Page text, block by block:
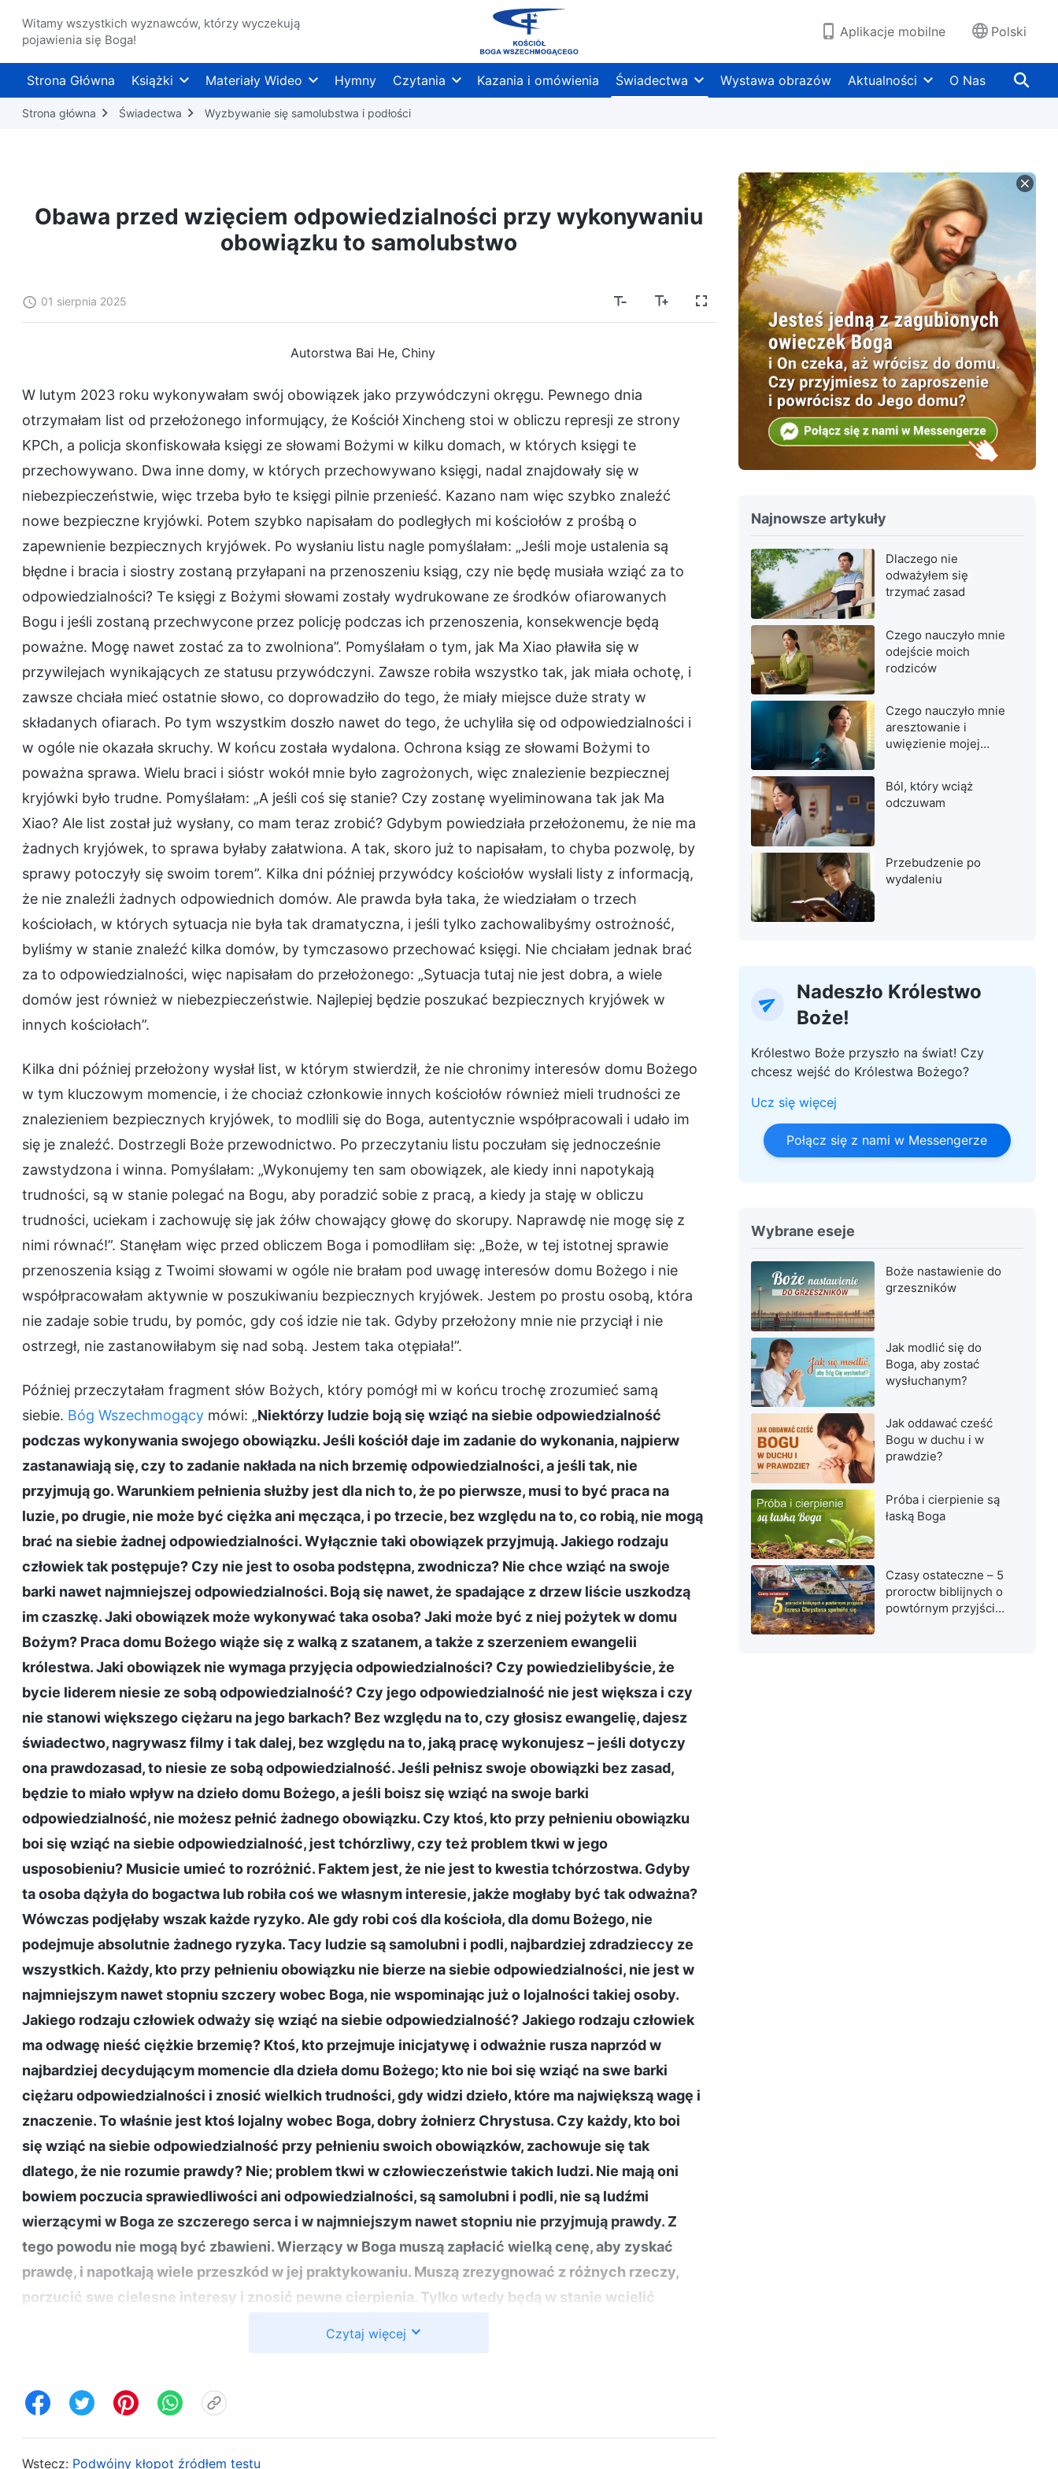
Witamy wszystkich wyznawców, którzy wyczekują
pojawienia się Boga!
Aplikacje mobilne Polski
Strona Główna Książki Materiały Wideo Hymny Czytania Kazania i omówienia Świadectwa Wystawa obrazów Aktualności O Nas
Strona główna Świadectwa Wyzbywanie się samolubstwa i podłości
Obawa przed wzięciem odpowiedzialności przy wykonywaniu
obowiązku to samolubstwo
01 sierpnia 2025
Autorstwa Bai He, Chiny
W lutym 2023 roku wykonywałam swój obowiązek jako przywódczyni okręgu. Pewnego dnia
otrzymałam list od przełożonego informujący, że Kościół Xincheng stoi w obliczu represji ze strony
KPCh, a policja skonfiskowała księgi ze słowami Bożymi w kilku domach, w których księgi te
przechowywano. Dwa inne domy, w których przechowywano księgi, nadal znajdowały się w
niebezpieczeństwie, więc trzeba było te księgi pilnie przenieść. Kazano nam więc szybko znaleźć
nowe bezpieczne kryjówki. Potem szybko napisałam do podległych mi kościołów z prośbą o
zapewnienie bezpiecznych kryjówek. Po wysłaniu listu nagle pomyślałam: „Jeśli moje ustalenia są
błędne i bracia i siostry zostaną przyłapani na przenoszeniu ksiąg, czy nie będę musiała wziąć za to
odpowiedzialności? Te księgi z Bożymi słowami zostały wydrukowane ze środków ofiarowanych
Bogu i jeśli zostaną przechwycone przez policję podczas ich przenoszenia, konsekwencje będą
poważne. Mogę nawet zostać za to zwolniona”. Pomyślałam o tym, jak Ma Xiao pławiła się w
przywilejach wynikających ze statusu przywódczyni. Zawsze robiła wszystko tak, jak miała ochotę, i
zawsze chciała mieć ostatnie słowo, co doprowadziło do tego, że miały miejsce duże straty w
składanych ofiarach. Po tym wszystkim doszło nawet do tego, że uchyliła się od odpowiedzialności i
w ogóle nie okazała skruchy. W końcu została wydalona. Ochrona ksiąg ze słowami Bożymi to
poważna sprawa. Wielu braci i sióstr wokół mnie było zagrożonych, więc znalezienie bezpiecznej
kryjówki było trudne. Pomyślałam: „A jeśli coś się stanie? Czy zostanę wyeliminowana tak jak Ma
Xiao? Ale list został już wysłany, co mam teraz zrobić? Gdybym powiedziała przełożonemu, że nie ma
żadnych kryjówek, to sprawa byłaby załatwiona. A tak, skoro już to napisałam, to chyba pozwolę, by
sprawy potoczyły się swoim torem”. Kilka dni później przywódcy kościołów wysłali listy z informacją,
że nie znaleźli żadnych odpowiednich domów. Ale prawda była taka, że wiedziałam o trzech
kościołach, w których sytuacja nie była tak dramatyczna, i jeśli tylko zachowalibyśmy ostrożność,
byliśmy w stanie znaleźć kilka domów, by tymczasowo przechować księgi. Nie chciałam jednak brać
za to odpowiedzialności, więc napisałam do przełożonego: „Sytuacja tutaj nie jest dobra, a wiele
domów jest również w niebezpieczeństwie. Najlepiej będzie poszukać bezpiecznych kryjówek w
innych kościołach”.
Kilka dni później przełożony wysłał list, w którym stwierdził, że nie chronimy interesów domu Bożego
w tym kluczowym momencie, i że chociaż członkowie innych kościołów również mieli trudności ze
znalezieniem bezpiecznych kryjówek, to modlili się do Boga, autentycznie współpracowali i udało im
się je znaleźć. Dostrzegli Boże przewodnictwo. Po przeczytaniu listu poczułam się jednocześnie
zawstydzona i winna. Pomyślałam: „Wykonujemy ten sam obowiązek, ale kiedy inni napotykają
trudności, są w stanie polegać na Bogu, aby poradzić sobie z pracą, a kiedy ja staję w obliczu
trudności, uciekam i zachowuję się jak żółw chowający głowę do skorupy. Naprawdę nie mogę się z
nimi równać!”. Stanęłam więc przed obliczem Boga i pomodliłam się: „Boże, w tej istotnej sprawie
przenoszenia ksiąg z Twoimi słowami w ogóle nie brałam pod uwagę interesów domu Bożego i nie
współpracowałam aktywnie w poszukiwaniu bezpiecznych kryjówek. Jestem po prostu osobą, która
nie zadaje sobie trudu, by pomóc, gdy coś idzie nie tak. Gdyby przełożony mnie nie przyciął i nie
ostrzegł, nie zastanowiłabym się nad sobą. Jestem taka otępiała!”.
Później przeczytałam fragment słów Bożych, który pomógł mi w końcu trochę zrozumieć samą
siebie. Bóg Wszechmogący mówi: „Niektórzy ludzie boją się wziąć na siebie odpowiedzialność
podczas wykonywania swojego obowiązku. Jeśli kościół daje im zadanie do wykonania, najpierw
zastanawiają się, czy to zadanie nakłada na nich brzemię odpowiedzialności, a jeśli tak, nie
przyjmują go. Warunkiem pełnienia służby jest dla nich to, że po pierwsze, musi to być praca na
luzie, po drugie, nie może być ciężka ani męcząca, i po trzecie, bez względu na to, co robią, nie mogą
brać na siebie żadnej odpowiedzialności. Wyłącznie taki obowiązek przyjmują. Jakiego rodzaju
człowiek tak postępuje? Czy nie jest to osoba podstępna, zwodnicza? Nie chce wziąć na swoje
barki nawet najmniejszej odpowiedzialności. Boją się nawet, że spadające z drzew liście uszkodzą
im czaszkę. Jaki obowiązek może wykonywać taka osoba? Jaki może być z niej pożytek w domu
Bożym? Praca domu Bożego wiąże się z walką z szatanem, a także z szerzeniem ewangelii
królestwa. Jaki obowiązek nie wymaga przyjęcia odpowiedzialności? Czy powiedzielibyście, że
bycie liderem niesie ze sobą odpowiedzialność? Czy jego odpowiedzialność nie jest większa i czy
nie stanowi większego ciężaru na jego barkach? Bez względu na to, czy głosisz ewangelię, dajesz
świadectwo, nagrywasz filmy i tak dalej, bez względu na to, jaką pracę wykonujesz – jeśli dotyczy
ona prawdozasad, to niesie ze sobą odpowiedzialność. Jeśli pełnisz swoje obowiązki bez zasad,
będzie to miało wpływ na dzieło domu Bożego, a jeśli boisz się wziąć na swoje barki
odpowiedzialność, nie możesz pełnić żadnego obowiązku. Czy ktoś, kto przy pełnieniu obowiązku
boi się wziąć na siebie odpowiedzialność, jest tchórzliwy, czy też problem tkwi w jego
usposobieniu? Musicie umieć to rozróżnić. Faktem jest, że nie jest to kwestia tchórzostwa. Gdyby
ta osoba dążyła do bogactwa lub robiła coś we własnym interesie, jakże mogłaby być tak odważna?
Wówczas podjęłaby wszak każde ryzyko. Ale gdy robi coś dla kościoła, dla domu Bożego, nie
podejmuje absolutnie żadnego ryzyka. Tacy ludzie są samolubni i podli, najbardziej zdradzieccy ze
wszystkich. Każdy, kto przy pełnieniu obowiązku nie bierze na siebie odpowiedzialności, nie jest w
najmniejszym nawet stopniu szczery wobec Boga, nie wspominając już o lojalności takiej osoby.
Jakiego rodzaju człowiek odważy się wziąć na siebie odpowiedzialność? Jakiego rodzaju człowiek
ma odwagę nieść ciężkie brzemię? Ktoś, kto przejmuje inicjatywę i odważnie rusza naprzód w
najbardziej decydującym momencie dla dzieła domu Bożego; kto nie boi się wziąć na swe barki
ciężaru odpowiedzialności i znosić wielkich trudności, gdy widzi dzieło, które ma największą wagę i
znaczenie. To właśnie jest ktoś lojalny wobec Boga, dobry żołnierz Chrystusa. Czy każdy, kto boi
się wziąć na siebie odpowiedzialność przy pełnieniu swoich obowiązków, zachowuje się tak
dlatego, że nie rozumie prawdy? Nie; problem tkwi w człowieczeństwie takich ludzi. Nie mają oni
bowiem poczucia sprawiedliwości ani odpowiedzialności, są samolubni i podli, nie są ludźmi
wierzącymi w Boga ze szczerego serca i w najmniejszym nawet stopniu nie przyjmują prawdy. Z
tego powodu nie mogą być zbawieni. Wierzący w Boga muszą zapłacić wielką cenę, aby zyskać
prawdę, i napotkają wiele przeszkód w jej praktykowaniu. Muszą zrezygnować z różnych rzeczy,
porzucić swe cielesne interesy i znosić pewne cierpienia. Tylko wtedy będą w stanie wcielić
upokorzenia, zdyskredytowania i osądu, toteż nie ma odwagi praktykować prawdy. W rezultacie nie
Czytaj więcej
Wstecz: Podwójny kłopot źródłem testu
Najnowsze artykuły
Dlaczego nie
odważyłem się
trzymać zasad
Czego nauczyło mnie
odejście moich
rodziców
Czego nauczyło mnie
aresztowanie i
uwięzienie mojej
Ból, który wciąż
odczuwam
Przebudzenie po
wydaleniu
Nadeszło Królestwo
Boże!
Królestwo Boże przyszło na świat! Czy
chcesz wejść do Królestwa Bożego?
Ucz się więcej
Połącz się z nami w Messengerze
Wybrane eseje
Boże nastawienie do
grzeszników
Jak modlić się do
Boga, aby zostać
wysłuchanym?
Jak oddawać cześć
Bogu w duchu i w
prawdzie?
Próba i cierpienie są
łaską Boga
Czasy ostateczne – 5
proroctw biblijnych o
powtórnym przyjściu